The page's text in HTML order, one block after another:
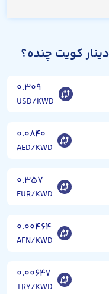
کویت چنده؟
۰.۳۰۹
USD/KWD
۰.۰۸۴۰
AED/KWD
۰.۳۵۷
EUR/KWD
۰.۰۰۴۶۴
AFN/KWD
۰.۰۰۶۴۷
TRY/KWD